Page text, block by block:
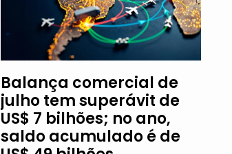
Balança comercial de
julho tem superávit de
US$ 7 bilhões; no ano,
saldo acumulado é de